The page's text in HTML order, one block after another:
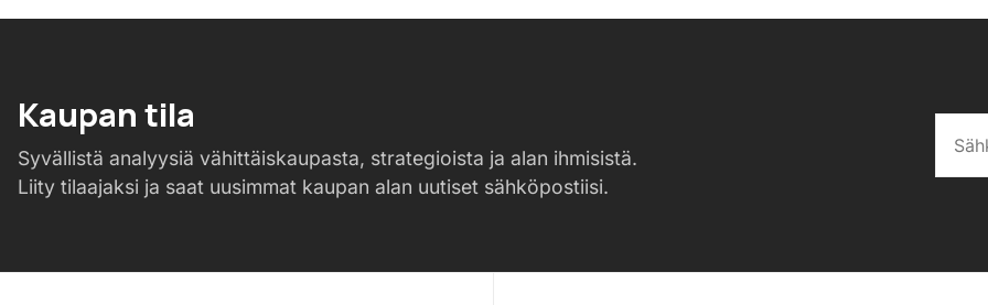
Kaupan tila
Syvällistä analyysiä vähittäiskaupasta, strategioista ja alan ihmisistä.
Liity tilaajaksi ja saat uusimmat kaupan alan uutiset sähköpostiisi.